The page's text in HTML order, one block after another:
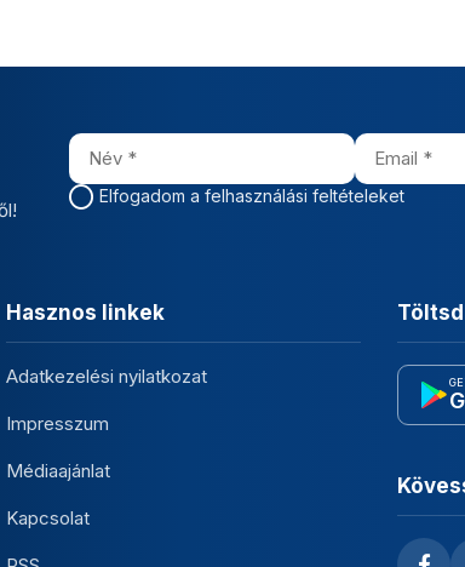
Elfogadom a felhasználási feltételeket
Hasznos linkek
Adatkezelési nyilatkozat
Impresszum
Médiaajánlat
Kapcsolat